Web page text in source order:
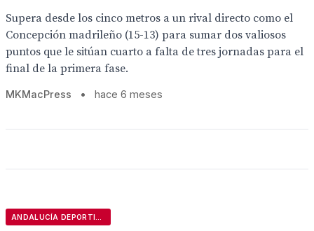
Supera desde los cinco metros a un rival directo como el
Concepción madrileño (15-13) para sumar dos valiosos
puntos que le sitúan cuarto a falta de tres jornadas para el
final de la primera fase.
MKMacPress • hace 6 meses